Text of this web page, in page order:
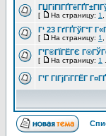
[ На страницу: 1
Г‘ 23 ГґГҐГўГ°Г
[ На страницу: 1
Г’Г®ГЇГЁГЄ
[ На страницу: 1
Г’Г ГІГјГїГ­ГЁГ­